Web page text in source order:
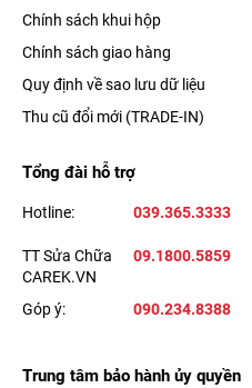
Chính sách khui hộp
Chính sách giao hàng
Quy định về sao lưu dữ liệu
Thu cũ đổi mới (TRADE-IN)
Tổng đài hỗ trợ
Hotline: 039.365.3333
TT Sửa Chữa
CAREK.VN
09.1800.5859
Góp ý: 090.234.8388
Trung tâm bảo hành ủy quyền